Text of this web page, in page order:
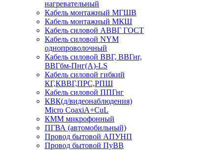
нагревательный
Кабель монтажный МГШВ
Кабель монтажный МКШ
Кабель силовой АВВГ ГОСТ
Кабель силовой NYM
однопроволочный
Кабель силовой ВВГ, ВВГнг,
ВВГбм-Пнг(А)-LS
Кабель силовой гибкий
КГ,КВВГ,ПРС,РПШ
Кабель силовой ППГнг
КВК(д/видеонаблюдения)
Micro CoaxiA+CuL
КММ микрофонный
ПГВА (автомобильный)
Провод бытовой АПУНП
Провод бытовой ПуВВ